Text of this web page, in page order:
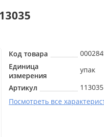
Код товара
Единица
измерения
упак
Артикул
113035
Посмотреть все